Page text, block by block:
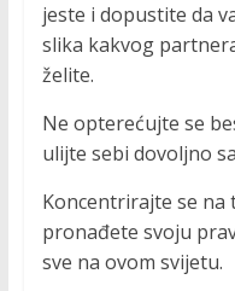
jeste i dopustite da
slika kakvog
želite.
Ne opterećujte se
ulijte sebi dovoljno
Koncentrirajte se na
pronađete svoju
sve na ovom svijetu.